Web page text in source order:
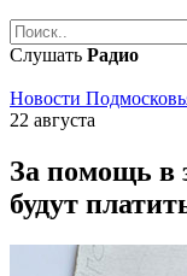
Слушать Радио
Новости
22 августа
За помощь в
будут